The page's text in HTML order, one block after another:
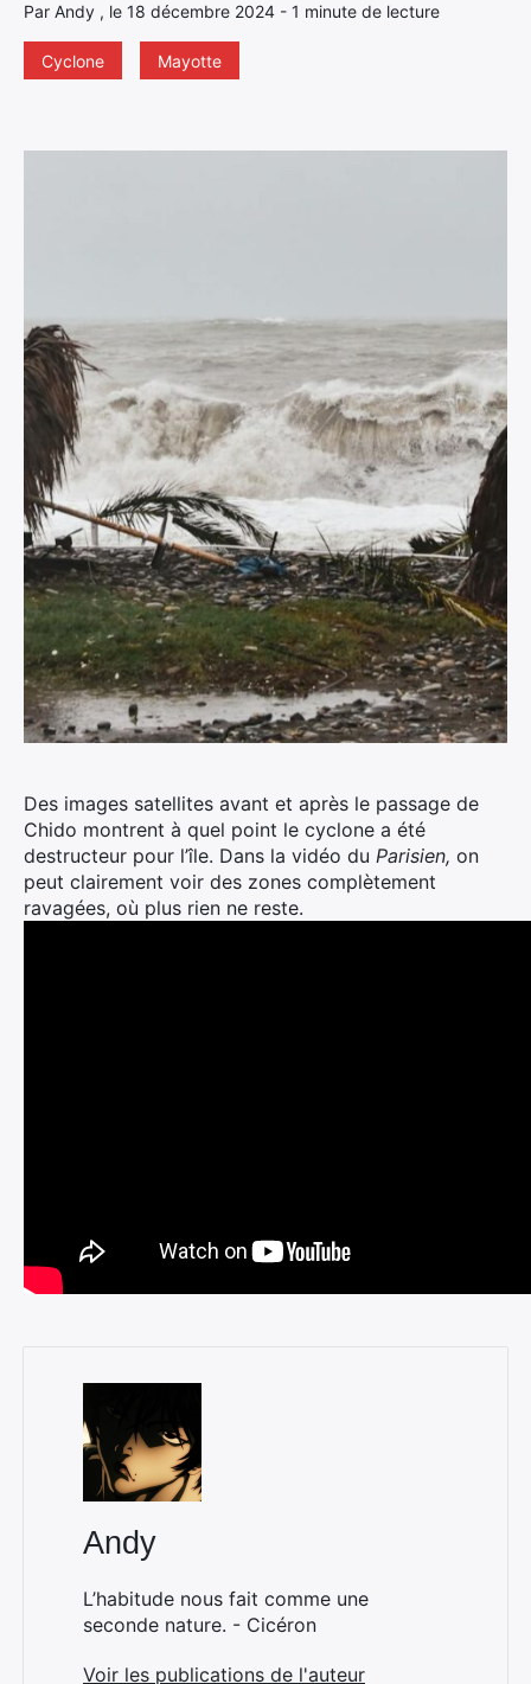
Par Andy , le 18 décembre 2024 - 1 minute de lecture
Cyclone Mayotte
Des images satellites avant et après le passage de
Chido montrent à quel point le cyclone a été
destructeur pour l’île. Dans la vidéo du Parisien, on
peut clairement voir des zones complètement
ravagées, où plus rien ne reste.
Andy
L’habitude nous fait comme une
seconde nature. - Cicéron
Voir les publications de l'auteur